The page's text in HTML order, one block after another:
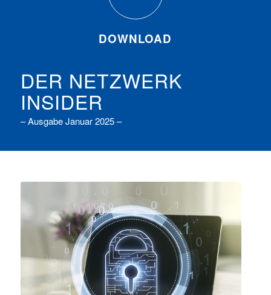
DOWNLOAD
DER NETZWERK
INSIDER
– Ausgabe Januar 2025 –